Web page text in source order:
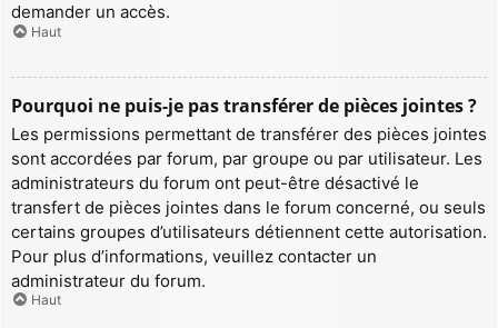
demander un accès.
Haut
Pourquoi ne puis-je pas transférer de pièces jointes ?
Les permissions permettant de transférer des pièces jointes
sont accordées par forum, par groupe ou par utilisateur. Les
administrateurs du forum ont peut-être désactivé le
transfert de pièces jointes dans le forum concerné, ou seuls
certains groupes d’utilisateurs détiennent cette autorisation.
Pour plus d’informations, veuillez contacter un
administrateur du forum.
Haut